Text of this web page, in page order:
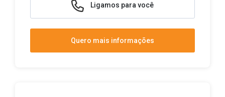
Ligamos para você
Quero mais informações